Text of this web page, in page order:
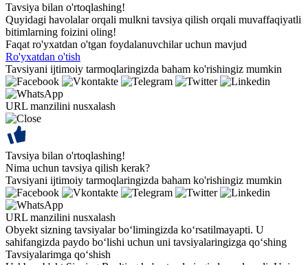
Tavsiya bilan o'rtoqlashing!
Quyidagi havolalar orqali mulkni tavsiya qilish orqali muvaffaqiyatli
bitimlarning foizini oling!
Faqat ro'yxatdan o'tgan foydalanuvchilar uchun mavjud
Ro'yxatdan o'tish
Tavsiyani ijtimoiy tarmoqlaringizda baham ko'rishingiz mumkin
URL manzilini nusxalash
Tavsiya bilan o'rtoqlashing!
Nima uchun tavsiya qilish kerak?
Tavsiyani ijtimoiy tarmoqlaringizda baham ko'rishingiz mumkin
URL manzilini nusxalash
Obyekt sizning tavsiyalar bo‘limingizda ko‘rsatilmayapti. U
sahifangizda paydo bo‘lishi uchun uni tavsiyalaringizga qo‘shing
Tavsiyalarimga qo‘shish